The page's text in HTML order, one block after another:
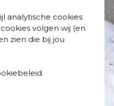
analytische cookies
volgen wij (en
zien die bij jou
in
+ varianten
Donato
loungebank in
marbella beige all